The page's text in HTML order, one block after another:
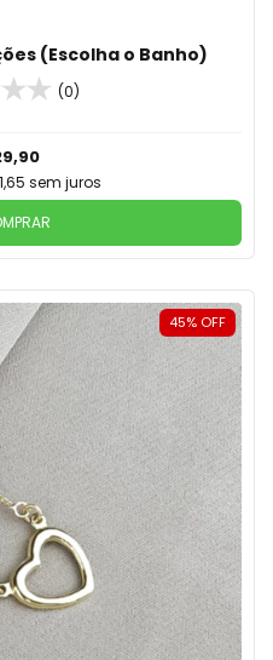
(Escolha o Banho)
(0)
sem juros
45% OFF